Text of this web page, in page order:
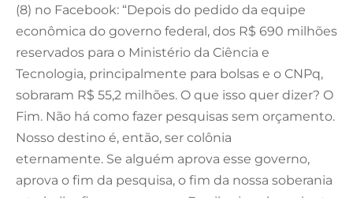
(8) no Facebook: “Depois do pedido da equipe
econômica do governo federal, dos R$ 690 milhões
reservados para o Ministério da Ciência e
Tecnologia, principalmente para bolsas e o CNPq,
sobraram R$ 55,2 milhões. O que isso quer dizer? O
Fim. Não há como fazer pesquisas sem orçamento.
Nosso destino é, então, ser colônia
eternamente. Se alguém aprova esse governo,
aprova o fim da pesquisa, o fim da nossa soberania